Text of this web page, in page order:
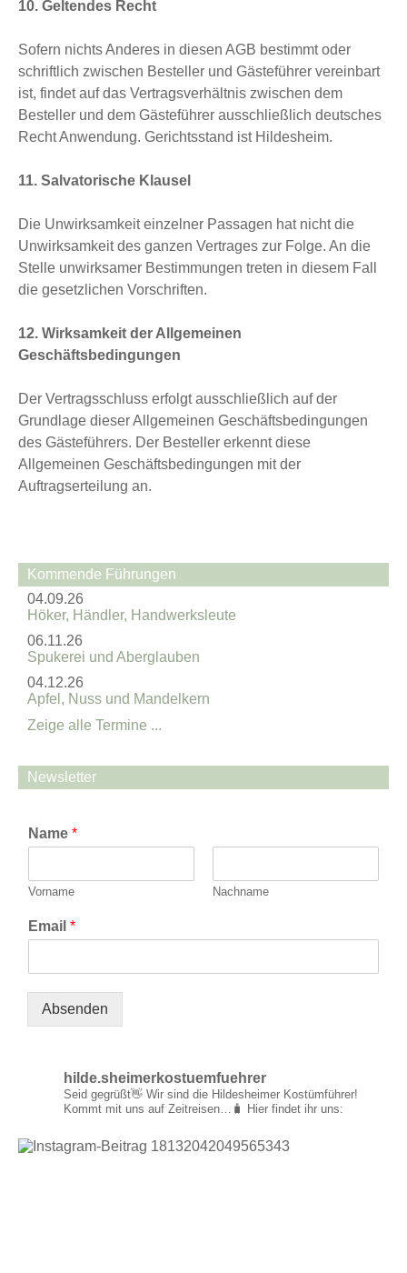
10. Geltendes Recht
Sofern nichts Anderes in diesen AGB bestimmt oder
schriftlich zwischen Besteller und Gästeführer vereinbart
ist, findet auf das Vertragsverhältnis zwischen dem
Besteller und dem Gästeführer ausschließlich deutsches
Recht Anwendung. Gerichtsstand ist Hildesheim.
11. Salvatorische Klausel
Die Unwirksamkeit einzelner Passagen hat nicht die
Unwirksamkeit des ganzen Vertrages zur Folge. An die
Stelle unwirksamer Bestimmungen treten in diesem Fall
die gesetzlichen Vorschriften.
12. Wirksamkeit der Allgemeinen
Geschäftsbedingungen
Der Vertragsschluss erfolgt ausschließlich auf der
Grundlage dieser Allgemeinen Geschäftsbedingungen
des Gästeführers. Der Besteller erkennt diese
Allgemeinen Geschäftsbedingungen mit der
Auftragserteilung an.
Kommende Führungen
04.09.26
Höker, Händler, Handwerksleute
06.11.26
Spukerei und Aberglauben
04.12.26
Apfel, Nuss und Mandelkern
Zeige alle Termine ...
Newsletter
Name *
Vorname Nachname
Email *
Absenden
hilde.sheimerkostuemfuehrer
Seid gegrüßt👋 Wir sind die Hildesheimer Kostümführer!
Kommt mit uns auf Zeitreisen…🧳
Hier findet ihr uns: